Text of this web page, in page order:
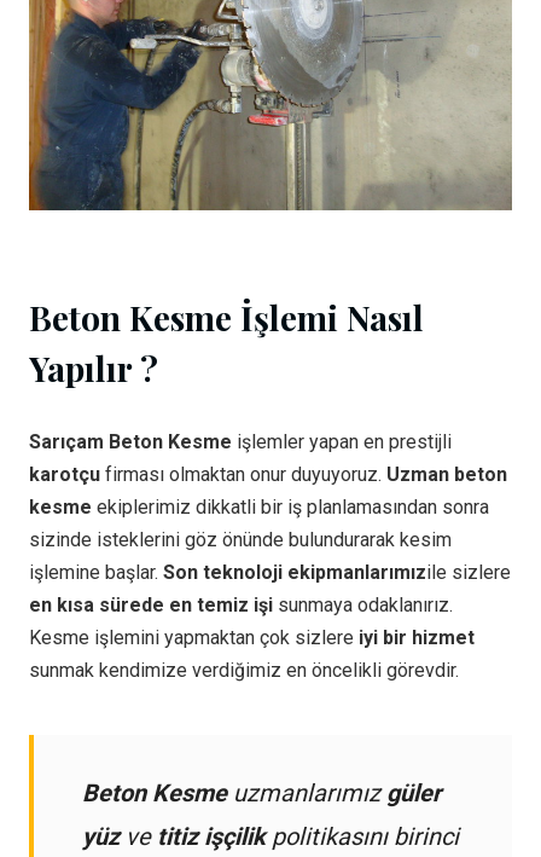
Beton Kesme İşlemi Nasıl
Yapılır ?
Sarıçam Beton Kesme işlemler yapan en prestijli
karotçu firması olmaktan onur duyuyoruz. Uzman beton
kesme ekiplerimiz dikkatli bir iş planlamasından sonra
sizinde isteklerini göz önünde bulundurarak kesim
işlemine başlar. Son teknoloji ekipmanlarımızile sizlere
en kısa sürede en temiz işi sunmaya odaklanırız.
Kesme işlemini yapmaktan çok sizlere iyi bir hizmet
sunmak kendimize verdiğimiz en öncelikli görevdir.
Beton Kesmeuzmanlarımızgüler
yüzve titiz işçilikpolitikasını birinci